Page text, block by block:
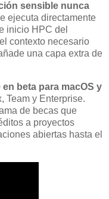
sensible nunca
ejecuta directamente
inicio HPC del
contexto necesario
una capa extra de
beta para macOS y
Team y Enterprise.
de becas que
a proyectos
abiertas hasta el